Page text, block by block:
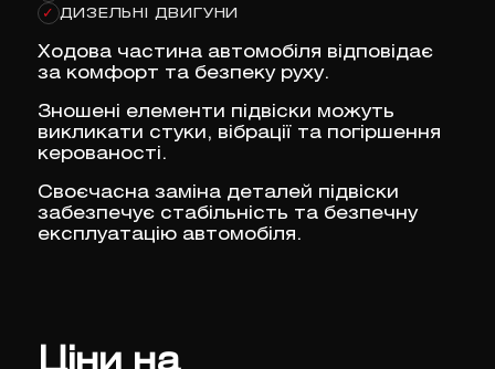
✓ ДИЗЕЛЬНІ ДВИГУНИ
Ходова частина автомобіля відповідає
за комфорт та безпеку руху.
Зношені елементи підвіски можуть
викликати стуки, вібрації та погіршення
керованості.
Своєчасна заміна деталей підвіски
забезпечує стабільність та безпечну
експлуатацію автомобіля.